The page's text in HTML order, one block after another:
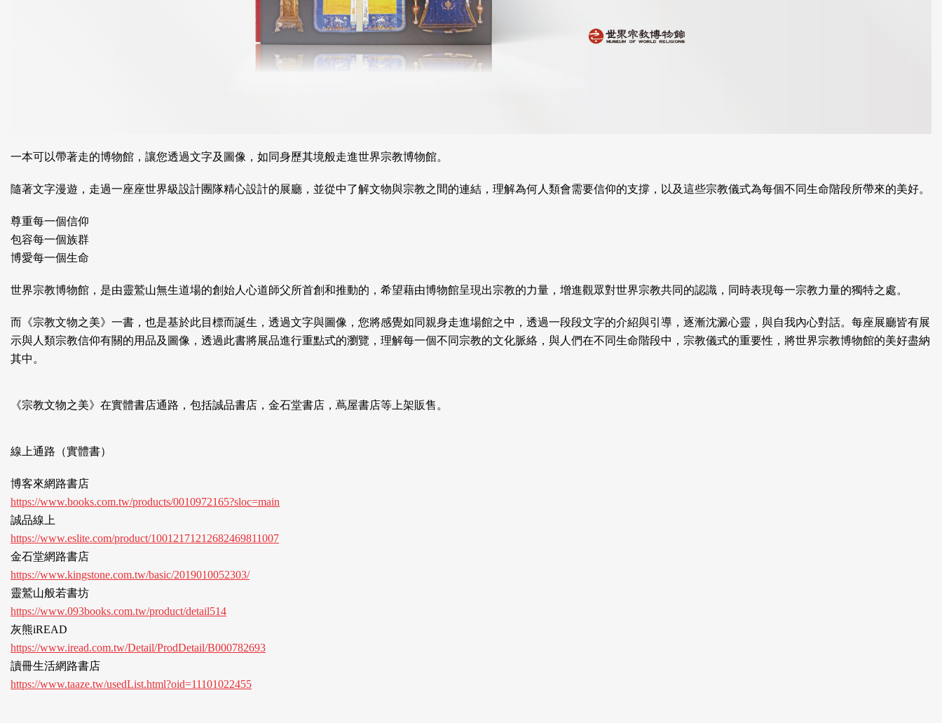
一本可以帶著走的博物館，讓您透過文字及圖像，如同身歷其境般走進世界宗教博物館。
隨著文字漫遊，走過一座座世界級設計團隊精心設計的展廳，並從中了解文物與宗教之間的連結，理解為何人類會需要信仰的支撐，以及這些宗教儀式為每個不同生命階段所帶來的美好。
尊重每一個信仰
包容每一個族群
博愛每一個生命
世界宗教博物館，是由靈鷲山無生道場的創始人心道師父所首創和推動的，希望藉由博物館呈現出宗教的力量，增進觀眾對世界宗教共同的認識，同時表現每一宗教力量的獨特之處。
而《宗教文物之美》一書，也是基於此目標而誕生，透過文字與圖像，您將感覺如同親身走進場館之中，透過一段段文字的介紹與引導，逐漸沈澱心靈，與自我內心對話。每座展廳皆有展
示與人類宗教信仰有關的用品及圖像，透過此書將展品進行重點式的瀏覽，理解每一個不同宗教的文化脈絡，與人們在不同生命階段中，宗教儀式的重要性，將世界宗教博物館的美好盡納
其中。
《宗教文物之美》 在實體書店通路，包括誠品書店，金石堂書店，蔦屋書店等上架販售。
線上通路（實體書）
博客來網路書店
https://www.books.com.tw/products/0010972165?sloc=main
誠品線上
https://www.eslite.com/product/10012171212682469811007
金石堂網路書店
https://www.kingstone.com.tw/basic/2019010052303/
靈鷲山般若書坊
https://www.093books.com.tw/product/detail514
灰熊iREAD
https://www.iread.com.tw/Detail/ProdDetail/B000782693
讀冊生活網路書店
https://www.taaze.tw/usedList.html?oid=11101022455